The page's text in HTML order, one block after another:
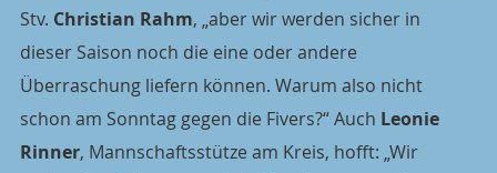
Stv. Christian Rahm, „aber wir werden sicher in
dieser Saison noch die eine oder andere
Überraschung liefern können. Warum also nicht
schon am Sonntag gegen die Fivers?“ Auch Leonie
Rinner, Mannschaftsstütze am Kreis, hofft: „Wir